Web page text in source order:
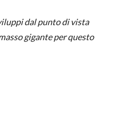
dal punto di vista
gigante per questo